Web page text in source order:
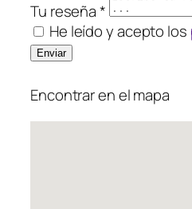
Tu reseña *
He leído y acepto los
Encontrar en el mapa